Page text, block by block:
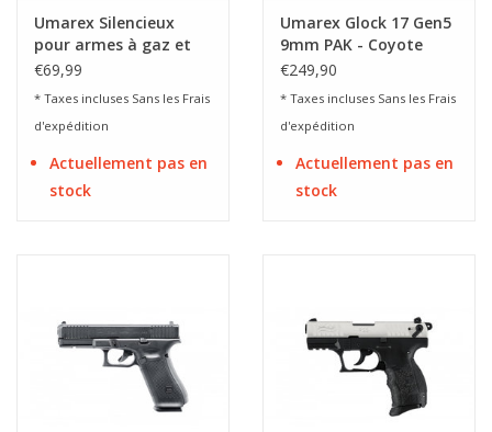
Umarex Silencieux
pour armes à gaz et
signal 9mm PAK
€69,99
* Taxes incluses Sans les Frais
d'expédition
Actuellement pas en
stock
Umarex Glock 17 Gen5
9mm PAK - Coyote
€249,90
* Taxes incluses Sans les Frais
d'expédition
Actuellement pas en
stock